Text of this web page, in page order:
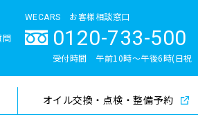
検索
問
WECARS お客様相談窓口
0120-733-500
受付時間 午前10時〜午後6時(日祝
オイル交換・点検・整備予約